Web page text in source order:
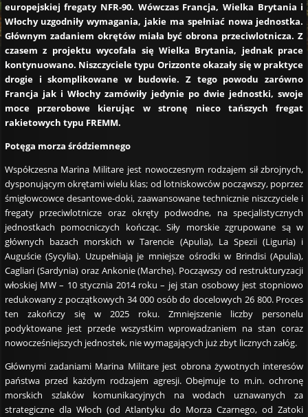
europejskiej fregaty NFR-90. Wówczas Francja, Wielka Brytania i
Włochy uzgodniły wymagania, jakie ma spełniać nowa jednostka.
Głównym zadaniem okrętów miała być obrona przeciwlotnicza. Z
czasem z projektu wycofała się Wielka Brytania, jednak prace
kontynuowano. Niszczyciele typu Orizzonte okazały się w praktyce
drogie i skomplikowane w budowie. Z tego powodu zarówno
Francja jak i Włochy zamówiły jedynie po dwie jednostki, swoje
moce przerobowe kierując w stronę nieco tańszych fregat
rakietowych typu FREMM.
Potęga morza śródziemnego
Współczesna Marina Militare jest nowoczesnym rodzajem sił zbrojnych,
dysponującym okrętami wielu klas; od lotniskowców począwszy, poprzez
śmigłowcowce desantowe-doki, zaawansowane technicznie niszczyciele i
fregaty przeciwlotnicze oraz okręty podwodne, na specjalistycznych
jednostkach pomocniczych kończąc. Siły morskie zgrupowane są w
głównych bazach morskich w Tarencie (Apulia), La Spezii (Liguria) i
Auguście (Sycylia). Uzupełniają je mniejsze ośrodki w Brindisi (Apulia),
Cagliari (Sardynia) oraz Ankonie (Marche). Począwszy od restrukturyzacji
włoskiej MW – 10 stycznia 2014 roku – jej stan osobowy jest stopniowo
redukowany z początkowych 34 000 osób do docelowych 26 800. Proces
ten zakończy się w 2025 roku. Zmniejszenie liczby personelu
podyktowane jest przede wszystkim wprowadzaniem na stan coraz
nowocześniejszych jednostek, nie wymagających już zbyt licznych załóg.
Głównymi zadaniami Marina Militare jest obrona żywotnych interesów
państwa przed każdym rodzajem agresji. Obejmuje to m.in. ochronę
morskich szlaków komunikacyjnych na wodach uznawanych za
strategiczne dla Włoch (od Atlantyku do Morza Czarnego, od Zatoki